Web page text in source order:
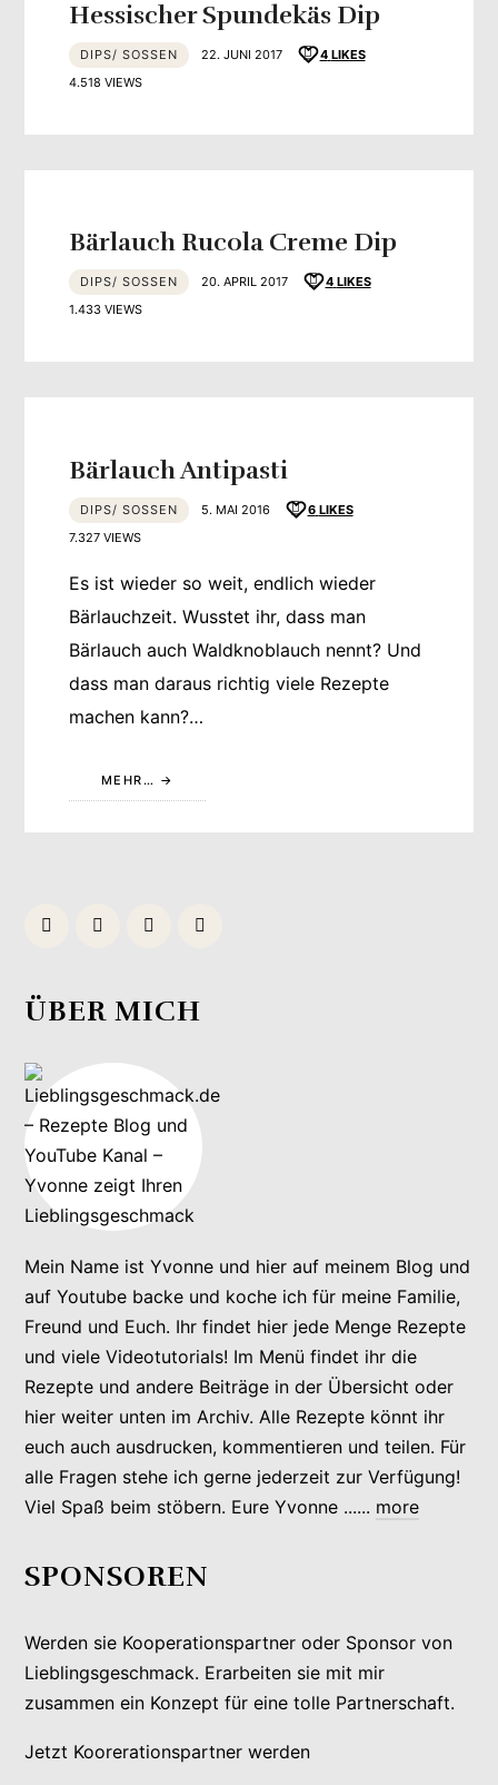
Hessischer Spundekäs Dip
DIPS/ SOSSEN 22. JUNI 2017 4 LIKES
4.518 VIEWS
Bärlauch Rucola Creme Dip
DIPS/ SOSSEN 20. APRIL 2017 4 LIKES
1.433 VIEWS
Bärlauch Antipasti
DIPS/ SOSSEN 5. MAI 2016 6 LIKES
7.327 VIEWS
Es ist wieder so weit, endlich wieder
Bärlauchzeit. Wusstet ihr, dass man
Bärlauch auch Waldknoblauch nennt? Und
dass man daraus richtig viele Rezepte
machen kann?…
MEHR…
ÜBER MICH
Mein Name ist Yvonne und hier auf meinem Blog und
auf Youtube backe und koche ich für meine Familie,
Freund und Euch. Ihr findet hier jede Menge Rezepte
und viele Videotutorials! Im Menü findet ihr die
Rezepte und andere Beiträge in der Übersicht oder
hier weiter unten im Archiv. Alle Rezepte könnt ihr
euch auch ausdrucken, kommentieren und teilen. Für
alle Fragen stehe ich gerne jederzeit zur Verfügung!
Viel Spaß beim stöbern. Eure Yvonne ...... more
SPONSOREN
Werden sie Kooperationspartner oder Sponsor von
Lieblingsgeschmack. Erarbeiten sie mit mir
zusammen ein Konzept für eine tolle Partnerschaft.
Jetzt Koorerationspartner werden